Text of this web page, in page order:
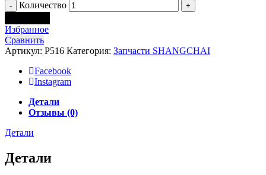
Количество
Избранное
Сравнить
Артикул: P516 Категория: Запчасти SHANGCHAI
Facebook
Instagram
Детали
Отзывы (0)
Детали
Детали